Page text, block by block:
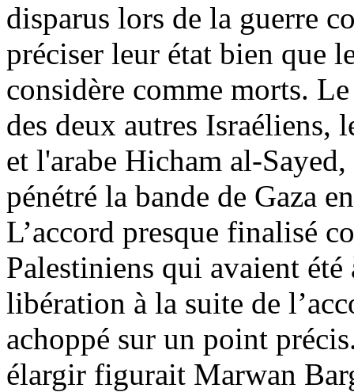
disparus lors de la guerre
préciser leur état bien que
considère comme morts.
des deux autres
et l'arabe Hicham al-
pénétré la bande de Gaza
L’accord presque finalisé
Palestiniens qui avaient été
libération à la suite de
achoppé sur un point
élargir figurait Marwan